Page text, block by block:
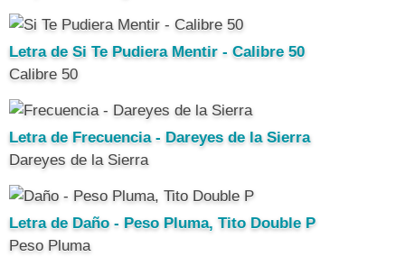
Letra de Si Te Pudiera Mentir - Calibre 50
Calibre 50
Letra de Frecuencia - Dareyes de la Sierra
Dareyes de la Sierra
Letra de Daño - Peso Pluma, Tito Double P
Peso Pluma